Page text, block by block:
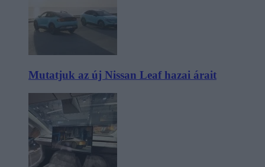
Mutatjuk az új Nissan Leaf hazai árait